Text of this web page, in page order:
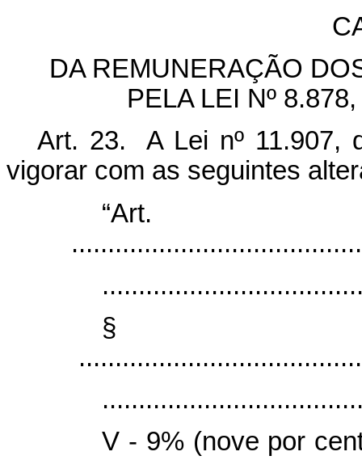
DA REMUNERAÇÃO
PELA LEI Nº
Art. 23. A Lei nº 11.907,
vigorar com as seguintes
§
V - 9% (nove por